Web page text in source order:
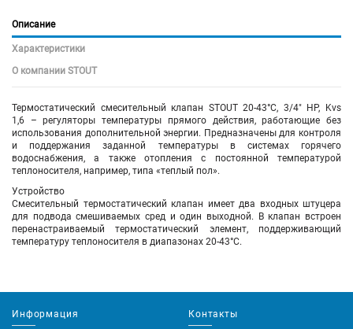
Описание
Характеристики
О компании STOUT
Термостатический смесительный клапан STOUT 20-43°C, 3/4" НР, Kvs
1,6 – регуляторы температуры прямого действия, работающие без
использования дополнительной энергии. Предназначены для контроля
и поддержания заданной температуры в системах горячего
водоснабжения, а также отопления с постоянной температурой
теплоносителя, например, типа «теплый пол».
Устройство
Смесительный термостатический клапан имеет два входных штуцера
для подвода смешиваемых сред и один выходной. В клапан встроен
перенастраиваемый термостатический элемент, поддерживающий
температуру теплоносителя в диапазонах 20-43°С.
Информация Контакты